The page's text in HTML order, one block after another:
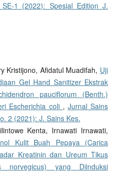
1 (2022): Spesial Edition J.
Kristijono, Afidatul Muadifah, Uji
Gel Hand Sanitizer Ekstrak
pauciflorum (Benth.)
Escherichia coli , Jurnal Sains
2 (2021): J. Sains Kes.
Kenta, Irnawati Irnawati,
Kulit Buah Pepaya (Carica
Kreatinin dan Ureum Tikus
norvegicus) yang Diinduksi